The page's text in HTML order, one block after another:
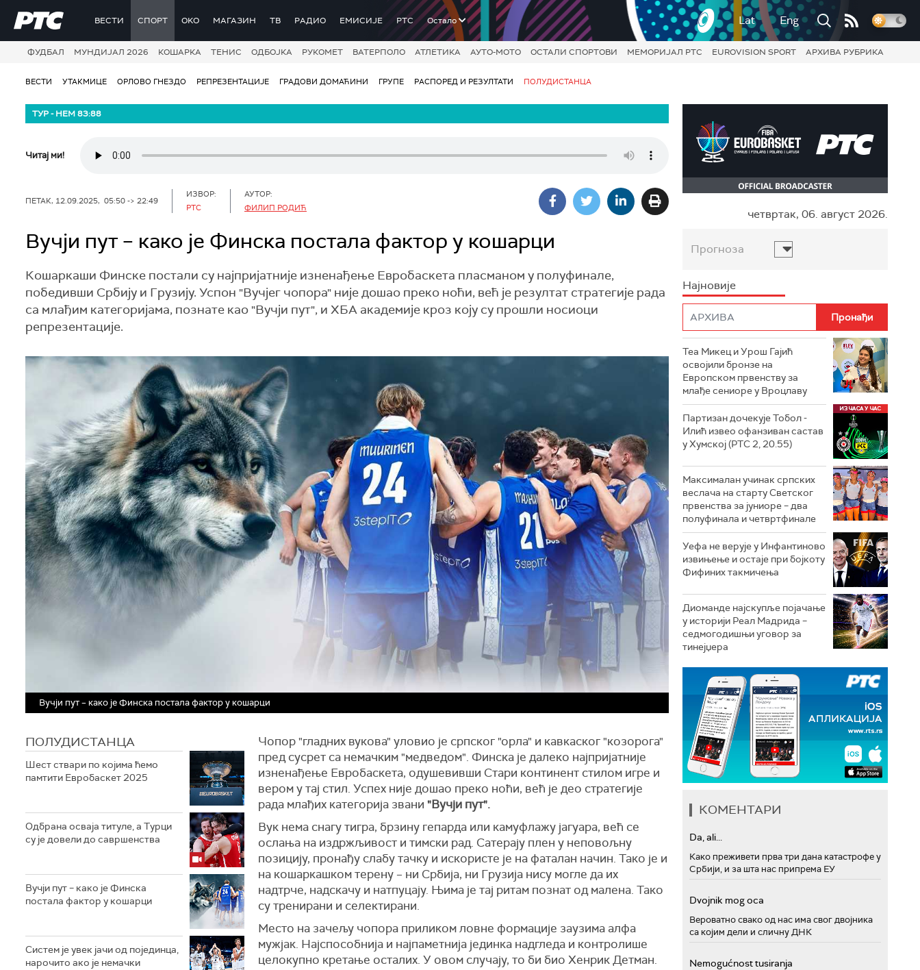
РТС ВЕСТИ СПОРТ OKO МАГАЗИН ТВ РАДИО ЕМИСИЈЕ РТС Остало Lat Eng
ФУДБАЛ МУНДИЈАЛ 2026 КОШАРКА ТЕНИС ОДБОЈКА РУКОМЕТ ВАТЕРПОЛО АТЛЕТИКА АУТО-МОТО ОСТАЛИ СПОРТОВИ МЕМОРИЈАЛ РТС EUROVISION SPORT АРХИВА РУБРИКА
ВЕСТИ УТАКМИЦЕ ОРЛОВО ГНЕЗДО РЕПРЕЗЕНТАЦИЈЕ ГРАДОВИ ДОМАЋИНИ ГРУПЕ РАСПОРЕД И РЕЗУЛТАТИ ПОЛУДИСТАНЦА
ТУР - НЕМ 83:88
Читај ми!
ПЕТАК, 12.09.2025, 05:50 -> 22:49
ИЗВОР:
РТС
АУТОР:
ФИЛИП РОДИЋ
Вучји пут – како је Финска постала фактор у кошарци
Кошаркаши Финске постали су најпријатније изненађење Евробаскета пласманом у полуфинале,
победивши Србију и Грузију. Успон "Вучјег чопора" није дошао преко ноћи, већ је резултат стратегије рада
са млађим категоријама, познате као "Вучји пут", и ХБА академије кроз коју су прошли носиоци
репрезентације.
Вучји пут – како је Финска постала фактор у кошарци
ПОЛУДИСТАНЦА
Шест ствари по којима ћемо
памтити Евробаскет 2025
Одбрана осваја титуле, а Турци
су је довели до савршенства
Вучји пут – како је Финска
постала фактор у кошарци
Систем је увек јачи од појединца,
нарочито ако је немачки
Чопор "гладних вукова" уловио је српског "орла" и кавкаског "козорога"
пред сусрет са немачким "медведом". Финска је далеко најпријатније
изненађење Евробаскета, одушевивши Стари континент стилом игре и
вером у тај стил. Успех није дошао преко ноћи, већ је део стратегије
рада млађих категорија звани "Вучји пут".
Вук нема снагу тигра, брзину гепарда или камуфлажу јагуара, већ се
ослања на издржљивост и тимски рад. Сатерају плен у неповољну
позицију, пронађу слабу тачку и искористе је на фаталан начин. Тако је и
на кошаркашком терену – ни Србија, ни Грузија нису могле да их
надтрче, надскачу и натпуцају. Њима је тај ритам познат од малена. Тако
су тренирани и селектирани.
Место на зачељу чопора приликом ловне формације заузима алфа
мужјак. Најспособнија и најпаметнија јединка надгледа и контролише
целокупно кретање осталих. У овом случају, то би био Хенрик Детман.
четвртак, 06. август 2026.
Прогноза
Најновије
Теа Микец и Урош Гајић
освојили бронзе на
Европском првенству за
млађе сениоре у Вроцлаву
Партизан дочекује Тобол -
Илић извео офанзиван састав
у Хумској (РТС 2, 20.55)
Максималан учинак српских
веслача на старту Светског
првенства за јуниоре – два
полуфинала и четвртфинале
Уефа не верује у Инфантиново
извињење и остаје при бојкоту
Фифиних такмичења
Диоманде најскупље појачање
у историји Реал Мадрида –
седмогодишњи уговор за
тинејџера
КОМЕНТАРИ
Da, ali...
Како преживети прва три дана катастрофе у
Србији, и за шта нас припрема ЕУ
Dvojnik mog oca
Вероватно свако од нас има свог двојника
са којим дели и сличну ДНК
Nemogućnost tusiranja